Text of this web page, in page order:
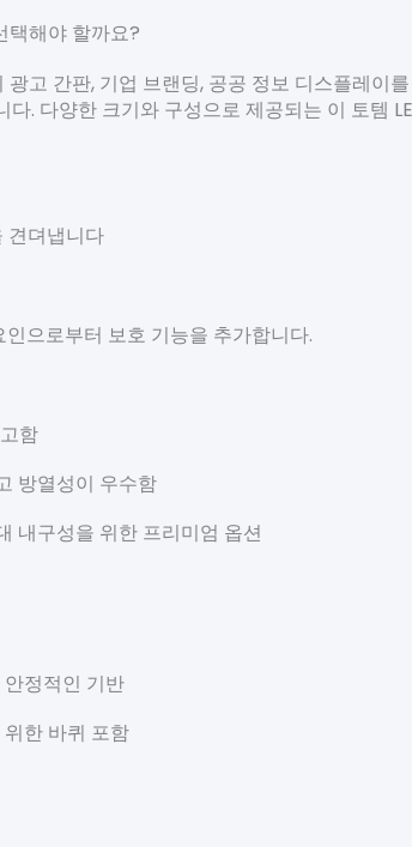
택해야 할까요?
고 간판, 기업 브랜딩, 공공 정보 디스플레이
다. 다양한 크기와 구성으로 제공되는 이 토템
견뎌냅니다
으로부터 보호 기능을 추가합니다.
함
방열성이 우수함
내구성을 위한 프리미엄 옵션
정적인 기반
한 바퀴 포함